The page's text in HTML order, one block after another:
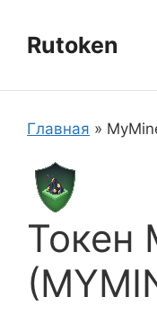
содержимому
Rutoken
Главная »
Токен